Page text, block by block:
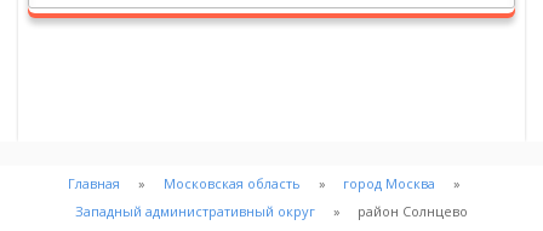
Главная Московская область
город Москва
Западный административный округ
район Солнцево